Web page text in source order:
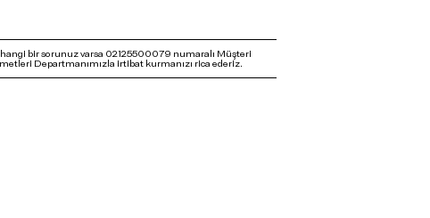
bir sorunuz varsa 02125500079 numaralı Müşteri
Departmanımızla irtibat kurmanızı rica ederiz.